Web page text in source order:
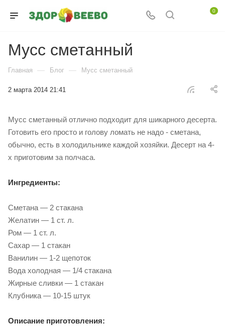
0
Мусс сметанный
Главная — Блог — Мусс сметанный
2 марта 2014 21:41
Мусс сметанный отлично подходит для шикарного десерта.
Готовить его просто и голову ломать не надо - сметана,
обычно, есть в холодильнике каждой хозяйки. Десерт на 4-
х приготовим за полчаса.
Ингредиенты:
Сметана — 2 стакана
Желатин — 1 ст. л.
Ром — 1 ст. л.
Сахар — 1 стакан
Ванилин — 1-2 щепоток
Вода холодная — 1/4 стакана
Жирные сливки — 1 стакан
Клубника — 10-15 штук
Описание приготовления: